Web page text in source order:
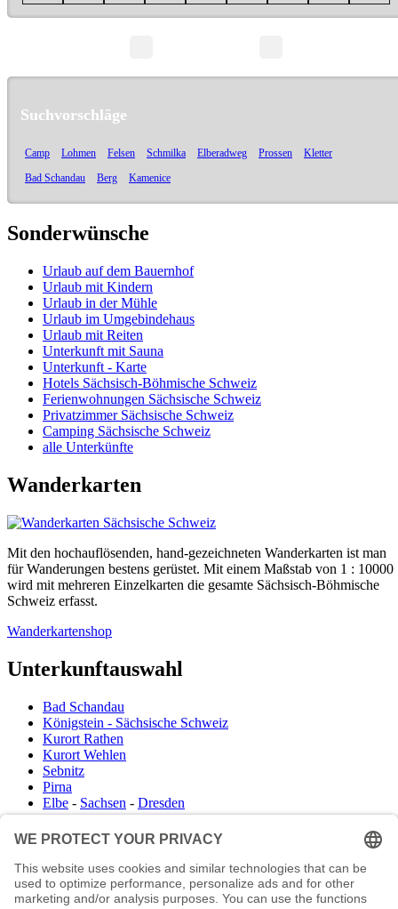
Suchvorschläge
Camp Lohmen Felsen Schmilka Elberadweg Prossen
Kletter
Bad Schandau
Berg Kamenice
Sonderwünsche
Urlaub auf dem Bauernhof
Urlaub mit Kindern
Urlaub in der Mühle
Urlaub im Umgebindehaus
Urlaub mit Reiten
Unterkunft mit Sauna
Unterkunft - Karte
Hotels Sächsisch-Böhmische Schweiz
Ferienwohnungen Sächsische Schweiz
Privatzimmer Sächsische Schweiz
Camping Sächsische Schweiz
alle Unterkünfte
Wanderkarten
Mit den hochauflösenden, hand-gezeichneten Wanderkarten ist man
für Wanderungen bestens gerüstet. Mit einem Maßstab von 1 : 10000
wird mit mehreren Einzelkarten die gesamte Sächsisch-Böhmische
Schweiz erfasst.
Wanderkartenshop
Unterkunftauswahl
Bad Schandau
Königstein - Sächsische Schweiz
Kurort Rathen
Kurort Wehlen
Sebnitz
Pirna
Elbe - Sachsen - Dresden
Infocenter
Wanderkartenshop
Prospektdownload